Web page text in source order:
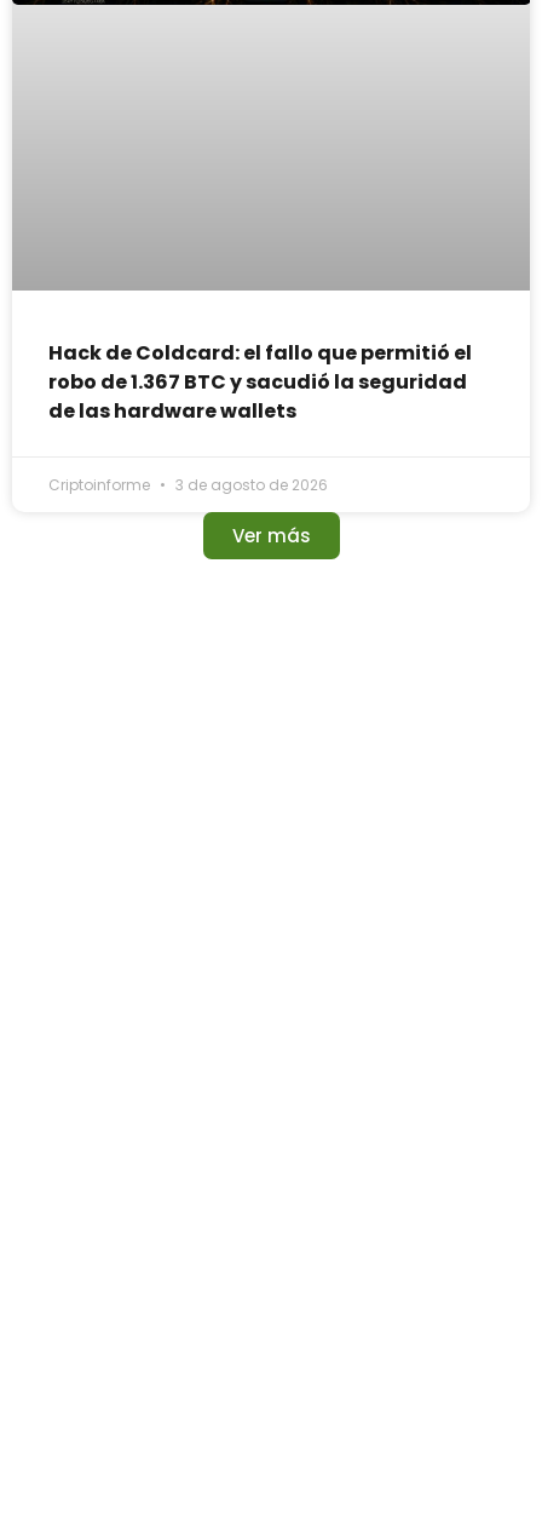
Hack de Coldcard: el fallo que permitió el
robo de 1.367 BTC y sacudió la seguridad
de las hardware wallets
Criptoinforme 3 de agosto de 2026
Ver más